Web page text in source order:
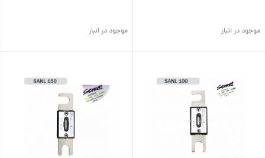
موجود در انبار موجود در انبار